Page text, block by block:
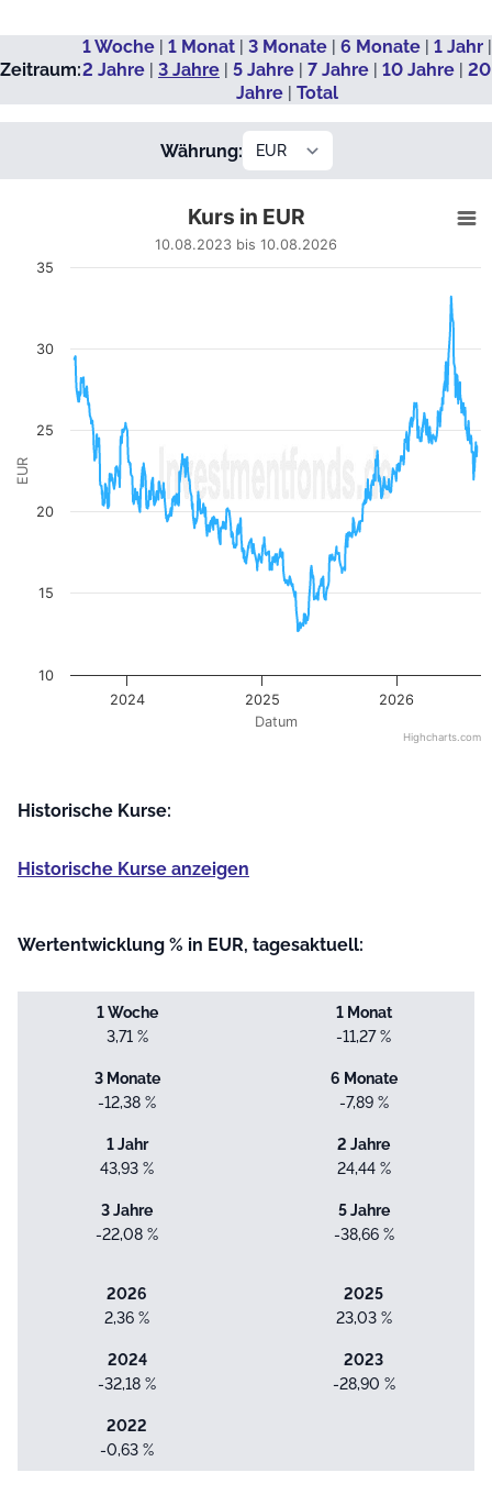
Zeitraum:
1 Woche| 1 Monat| 3 Monate| 6 Monate| 1 Jahr|
2 Jahre | 3 Jahre | 5 Jahre | 7 Jahre | 10 Jahre | 20
Jahre| Total
Währung:
Line chart with 722 data points.
10.08.2023 bis 10.08.2026
The chart has 1 X axis displaying Datum. Data ranges
The chart has 1 Y axis displaying EUR. Data ranges from
Datum
EUR
Kurs in EUR
10.08.2023 bis 10.08.2026
2024 2025 2026
10
20
30
15
25
35
Highcharts.com
Historische Kurse:
Historische Kurse anzeigen
Wertentwicklung % in EUR, tagesaktuell:
1 Woche
3,71 %
1 Monat
-11,27 %
3 Monate
-12,38 %
6 Monate
-7,89 %
1 Jahr
43,93 %
2 Jahre
24,44 %
3 Jahre
-22,08 %
5 Jahre
-38,66 %
2026
2,36 %
2025
23,03 %
2024
-32,18 %
2023
-28,90 %
2022
-0,63 %